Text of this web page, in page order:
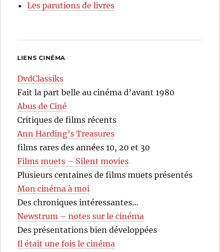
Les parutions de livres
LIENS CINÉMA
DvdClassiks
Fait la part belle au cinéma d’avant 1980
Abus de Ciné
Critiques de films récents
Ann Harding’s Treasures
films rares des années 10, 20 et 30
Films muets – Silent movies
Plusieurs centaines de films muets présentés
Mon cinéma à moi
Des chroniques intéressantes…
Newstrum – notes sur le cinéma
Des présentations bien développées
Il était une fois le cinéma